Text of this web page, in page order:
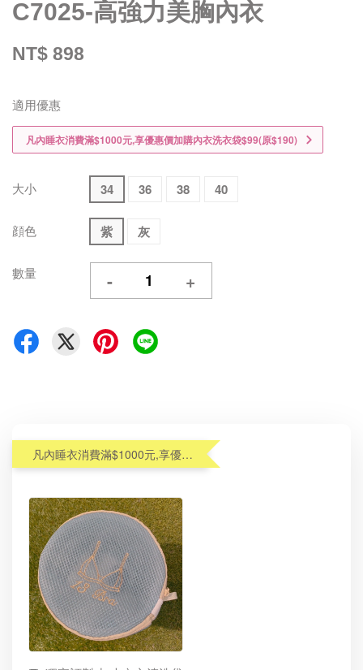
C7025-高強力美胸內衣
NT$ 898
適用優惠
凡內睡衣消費滿$1000元,享優惠價加購內衣洗衣袋$99(原$190)
大小 34 36 38 40
顔色 紫 灰
數量 - +
凡內睡衣消費滿$1000元,享優惠價加購內衣洗衣袋$99(原$190)